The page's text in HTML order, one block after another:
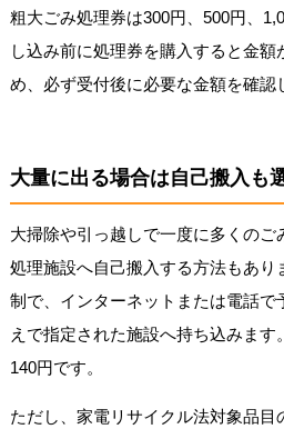
粗大ごみ処理券は300円、500円、
し込み前に処理券を購入すると金額
め、必ず受付後に必要な金額を確認
大量に出る場合は自己搬入も
大掃除や引っ越しで一度に多くの
処理施設へ自己搬入する方法もあり
制で、インターネットまたは電話で
えで指定された施設へ持ち込みます
140円です。
ただし、家電リサイクル法対象品